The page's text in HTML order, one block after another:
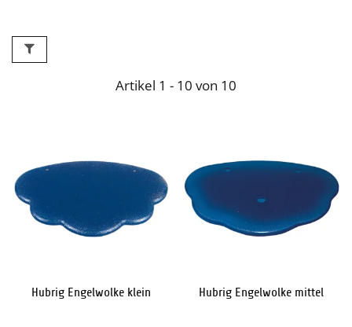
Artikel 1 - 10 von 10
Hubrig Engelwolke klein Hubrig Engelwolke mittel